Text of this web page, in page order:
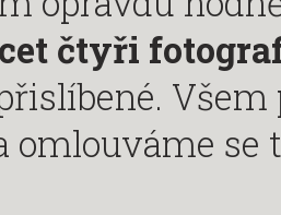
čtyři
omlouváme se